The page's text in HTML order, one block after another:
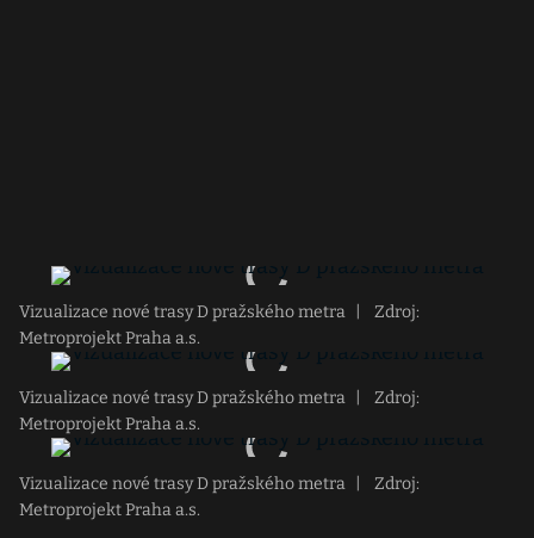
Vizualizace nové trasy D pražského metra
Zdroj:
Metroprojekt Praha a.s.
Vizualizace nové trasy D pražského metra
Zdroj:
Metroprojekt Praha a.s.
Vizualizace nové trasy D pražského metra
Zdroj:
Metroprojekt Praha a.s.